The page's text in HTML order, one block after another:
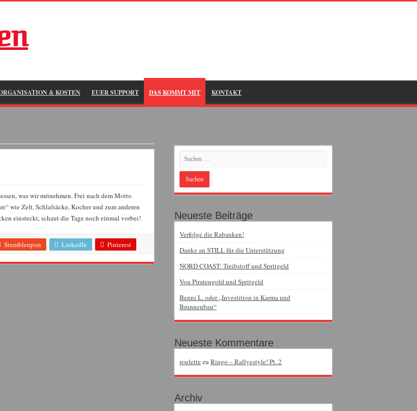
& KOSTEN EUER SUPPORT DAS KOMMT MIT KONTAKT
was wir mitnehmen. Frei nach dem Motto
wie Zelt, Schlafsäcke, Kocher und zum anderen
einsteckt, schaut die Tage noch einmal vorbei!
Stumbleupon LinkedIn Pinterest
Neueste Beiträge
Verfolge die Rabauken!
Danke an STILL für die Unterstützung
NORD COAST: Treibstoff und Spritgeld
Von Piratengold und Spritgeld
Benni L. oder „Investition in Karma und
Brunnenbau“
Neueste Kommentare
roulette zu Ringo – Rallyestyle! Pt. 2
Archiv